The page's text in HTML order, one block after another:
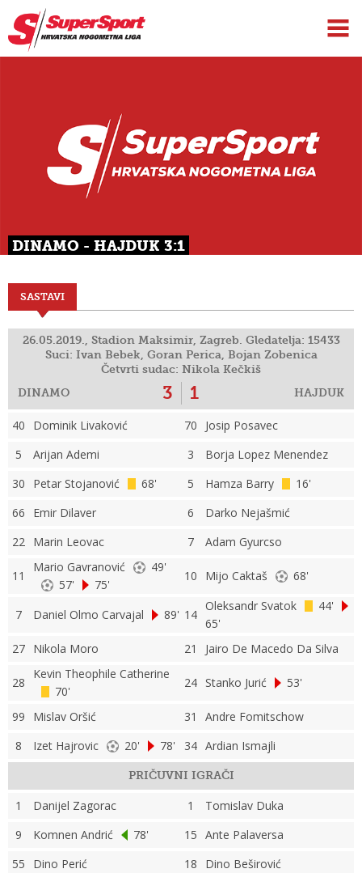
DINAMO - HAJDUK 3:1
SASTAVI
26.05.2019., Stadion Maksimir, Zagreb. Gledatelja: 15433
Suci: Ivan Bebek, Goran Perica, Bojan Zobenica
Četvrti sudac: Nikola Kečkiš
DINAMO
3 HAJDUK
1
40 Dominik Livaković 70
Josip Posavec
5
Arijan Ademi 3
Borja Lopez Menendez
30
Petar Stojanović 68' 5 Hamza Barry
16'
66
Emir Dilaver 6
Darko Nejašmić
22 Marin Leovac 7 Adam Gyurcso
11
Mario Gavranović
49'
57'
75'
10 Mijo Caktaš 68'
7 Daniel Olmo Carvajal 89' 14
Oleksandr Svatok
44'
65'
27 Nikola Moro 21 Jairo De Macedo Da Silva
28
Kevin Theophile Catherine
70'
24 Stanko Jurić 53'
99 Mislav Oršić 31
Andre Fomitschow
8
Izet Hajrovic 20' 78' 34 Ardian Ismajli
PRIČUVNI IGRAČI
1 Danijel Zagorac 1
Tomislav Duka
9
Komnen Andrić 78' 15 Ante Palaversa
55
Dino Perić 18
Dino Beširović